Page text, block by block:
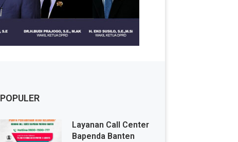
POPULER
Layanan Call Center
Bapenda Banten